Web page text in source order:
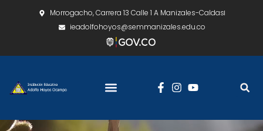
Morrogacho, Carrera 13 Calle 1 A Manizales-Caldas
ieadolfohoyos@semmanizales.edu.co